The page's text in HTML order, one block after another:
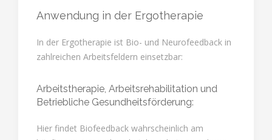
Anwendung in der Ergotherapie
In der Ergotherapie ist Bio- und Neurofeedback in
zahlreichen Arbeitsfeldern einsetzbar:
Arbeitstherapie, Arbeitsrehabilitation und
Betriebliche Gesundheitsförderung:
Hier findet Biofeedback wahrscheinlich am